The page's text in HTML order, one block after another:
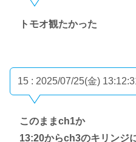
トモオ観たかった
15 : 2025/07/25(金)
このままch1か
13:20からch3のキリンジ